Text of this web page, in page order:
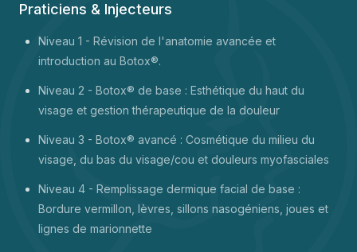
Praticiens & Injecteurs
Niveau 1 - Révision de l'anatomie avancée et
introduction au Botox®.
Niveau 2 - Botox® de base : Esthétique du haut du
visage et gestion thérapeutique de la douleur
Niveau 3 - Botox® avancé : Cosmétique du milieu du
visage, du bas du visage/cou et douleurs myofasciales
Niveau 4 - Remplissage dermique facial de base :
Bordure vermillon, lèvres, sillons nasogéniens, joues et
lignes de marionnette